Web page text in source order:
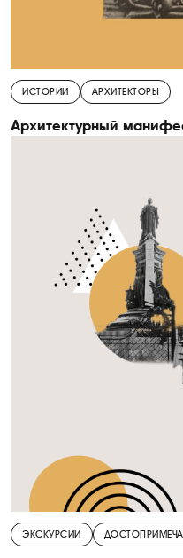
ИСТОРИИ АРХИТЕКТОРЫ
Архитектурный
ЭКСКУРСИИ